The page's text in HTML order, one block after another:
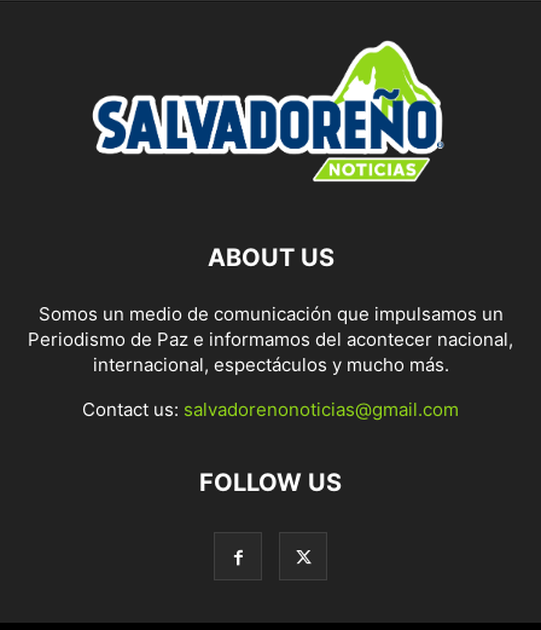
ABOUT US
Somos un medio de comunicación que impulsamos un
Periodismo de Paz e informamos del acontecer nacional,
internacional, espectáculos y mucho más.
Contact us: salvadorenonoticias@gmail.com
FOLLOW US